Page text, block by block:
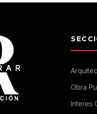
Obra
Interes